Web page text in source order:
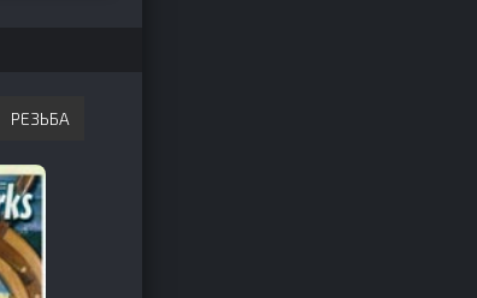
РЕЗЬБА